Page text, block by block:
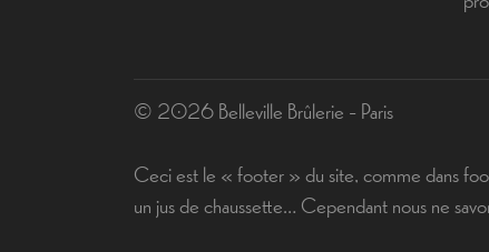
© 2026 Belleville Brûlerie - Paris
Ceci est le « footer » du site, comme dans
un jus de chaussette… Cependant nous ne